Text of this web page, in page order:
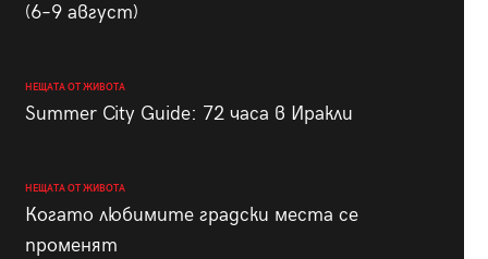
(6–9 август)
НЕЩАТА ОТ ЖИВОТА
Summer City Guide: 72 часа в Иракли
НЕЩАТА ОТ ЖИВОТА
Когато любимите градски места се
променят